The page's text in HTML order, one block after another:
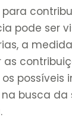
para
pode ser
a
as
possíveis
busca